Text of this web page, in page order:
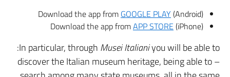
Download the app from GOOGLE PLAY (Android)
Download the app fromAPP STORE (iPhone)
In particular, through Musei Italianiyou will be able to:
– discover the Italian museum heritage, being able to